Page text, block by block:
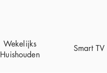
Wekelijks
Huishouden
Smart TV